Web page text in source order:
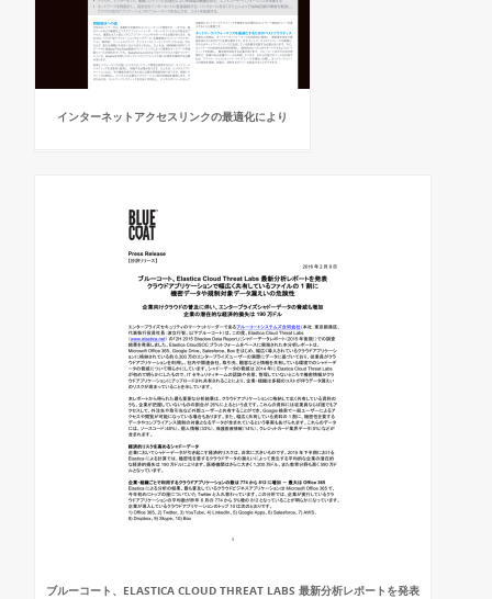
インターネットアクセスリンクの最適化により
ブルーコート、ELASTICA CLOUD THREAT LABS 最新分析レポートを発表